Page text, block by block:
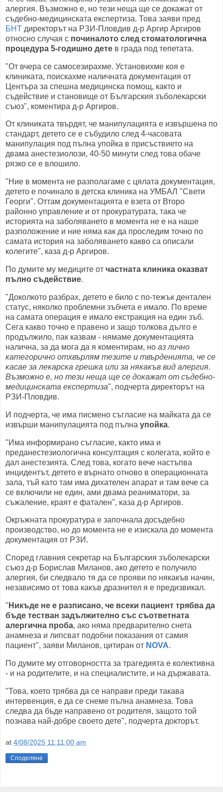
алергия. Възможно е, но тези неща ще се докажат от
съдебно-медицинската експертиза. Това заяви пред
БНТ директорът на РЗИ-Пловдив д-р Аргир Аргиров
относно случая с починалото след стоматологична
процедура 5-годишно дете в града под тепетата.
"От вчера се самосезирахме. Установихме коя е
клиниката, поискахме наличната документация от
Центъра за спешна медицинска помощ, както и
съдействие и становище от Българския зъболекарски
съюз", коментира д-р Аргиров.
От клиниката твърдят, че манипулацията е извършена по
стандарт, детето се е събудило след 4-часовата
манипулация под пълна упойка в присъствието на
двама анестезиолози, 40-50 минути след това обаче
рязко се е влошило.
"Ние в момента не разполагаме с цялата документация,
детето е починало в детска клиника на УМБАЛ "Свети
Георги". Оттам документацията е взета от Второ
районно управление и от прокуратурата, така че
историята на заболяването в момента не е на наше
разположение и ние няма как да проследим точно по
самата история на заболяването какво са описали
колегите", каза д-р Аргиров.
По думите му медиците от частната клиника оказват
пълно съдействие.
"Доколкото разбрах, детето е било с по-тежък дентален
статус, няколко проблемни зъбчета е имало. По време
на самата операция е имало екстракция на един зъб.
Сега какво точно е правено и защо толкова дълго е
продължило, пак казвам - нямаме документацията
налична, за да мога да я коментирам, но аз лично
категорично отхвърлям тезите и твърденията, че се
касае за лекарска грешка или за някакъв вид алергия.
Възможно е, но тези неща ще се докажат от съдебно-
медицинската експертиза", подчерта директорът на
РЗИ-Пловдив.
И подчерта, че има писмено съгласие на майката да се
извърши манипулацията под пълна упойка.
"Има информирано съгласие, както има и
преданестезиологична консултация с колегата, който е
дал анестезията. След това, когато вече настъпва
инцидентът, детето е върнато отново в операционната
зала, тъй като там има дихателен апарат и там вече са
се включили не един, ами двама реаниматори, за
съжаление, краят е фатален", каза д-р Аргиров.
Окръжната прокуратура е започнала досъдебно
производство, но до момента не е изискала до момента
документация от РЗИ.
Според главния секретар на Българския зъболекарски
съюз д-р Борислав Миланов, ако детето е получило
алергия, би следвало тя да се прояви по някакъв начин,
независимо от това какъв дразнител я е предизвикал.
" Никъде не е разписано, че всеки пациент трябва да
бъде тестван задължително със съответната
алергична проба, ако няма предварително снета
анамнеза и липсват подобни показания от самия
пациент", заяви Миланов, цитиран от NOVA.
По думите му отговорността за трагедията е колективна
- и на родителите, и на специалистите, и на държавата.
"Това, което трябва да се направи преди такава
интервенция, е да се снеме пълна анамнеза. Това
следва да бъде направено от родителя, защото той
познава най-добре своето дете", подчерта докторът.
at 4/08/2025 11:11:00 am
Споделяне